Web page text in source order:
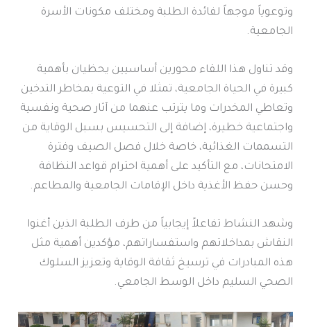
وتوعوياً موجهاً لفائدة الطلبة ومختلف مكونات الأسرة
الجامعية.
وقد تناول هذا اللقاء محورين أساسيين يحظيان بأهمية
كبيرة في الحياة الجامعية، تمثلا في التوعية بمخاطر التدخين
وتعاطي المخدرات وما يترتب عنهما من آثار صحية ونفسية
واجتماعية خطيرة، إضافة إلى التحسيس بسبل الوقاية من
التسممات الغذائية، خاصة خلال فصل الصيف وفترة
الامتحانات، مع التأكيد على أهمية احترام قواعد النظافة
وحسن حفظ الأغذية داخل الإقامات الجامعية والمطاعم.
وشهد النشاط تفاعلاً إيجابياً من طرف الطلبة الذين أغنوا
النقاش بمداخلاتهم واستفساراتهم، مؤكدين أهمية مثل
هذه المبادرات في ترسيخ ثقافة الوقاية وتعزيز السلوك
الصحي السليم داخل الوسط الجامعي.